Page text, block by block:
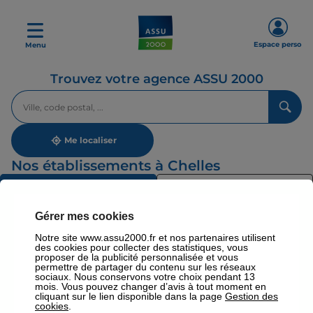
Menu Espace perso
Trouvez votre agence ASSU 2000
Veuillez
renseigner
une
adresse
Me localiser
Nos établissements à Chelles
Nos établissements
Par région
Par département
Gérer mes cookies
Notre site www.assu2000.fr et nos partenaires utilisent
des cookies pour collecter des statistiques, vous
proposer de la publicité personnalisée et vous
permettre de partager du contenu sur les réseaux
sociaux. Nous conservons votre choix pendant 13
mois. Vous pouvez changer d’avis à tout moment en
cliquant sur le lien disponible dans la page Gestion des
cookies